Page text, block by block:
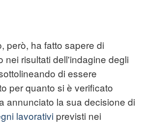
però, ha fatto sapere di
nei risultati dell'indagine degli
di essere
per quanto si è verificato
annunciato la sua decisione di
lavorativi previsti nei